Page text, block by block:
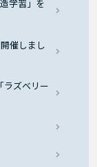
学習」を
催しまし
ラズベリー